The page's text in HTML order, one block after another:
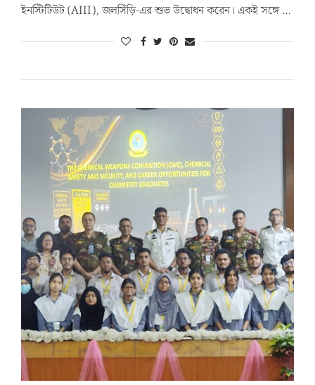
ইনস্টিটিউট (AIII), জলসিঁড়ি-এর শুভ উদ্বোধন করেন। একই সঙ্গে …